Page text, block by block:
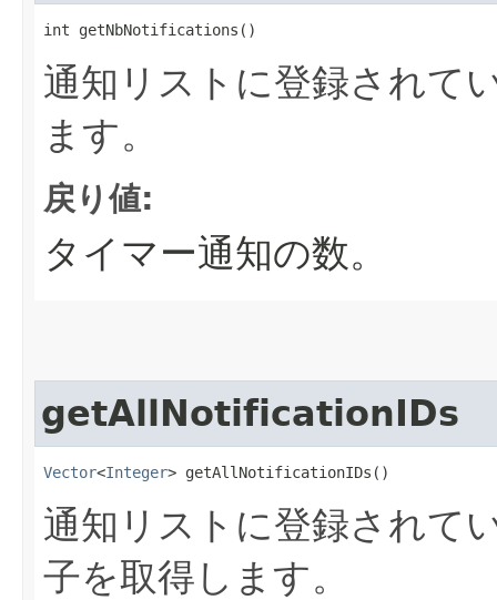
int getNbNotifications()
通知リストに登録されて
ます。
戻り値:
タイマー通知の数。
getAllNotificationIDs
Vector<Integer> getAllNotificationIDs()
通知リストに登録されて
子を取得します。